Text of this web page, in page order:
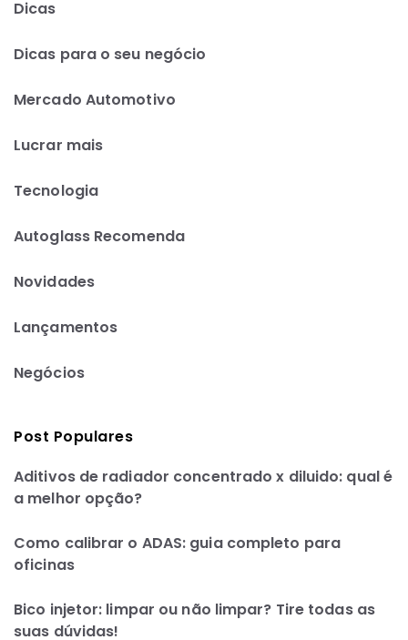
Dicas
Dicas para o seu negócio
Mercado Automotivo
Lucrar mais
Tecnologia
Autoglass Recomenda
Novidades
Lançamentos
Negócios
Post Populares
Aditivos de radiador concentrado x diluido: qual é
a melhor opção?
Como calibrar o ADAS: guia completo para
oficinas
Bico injetor: limpar ou não limpar? Tire todas as
suas dúvidas!